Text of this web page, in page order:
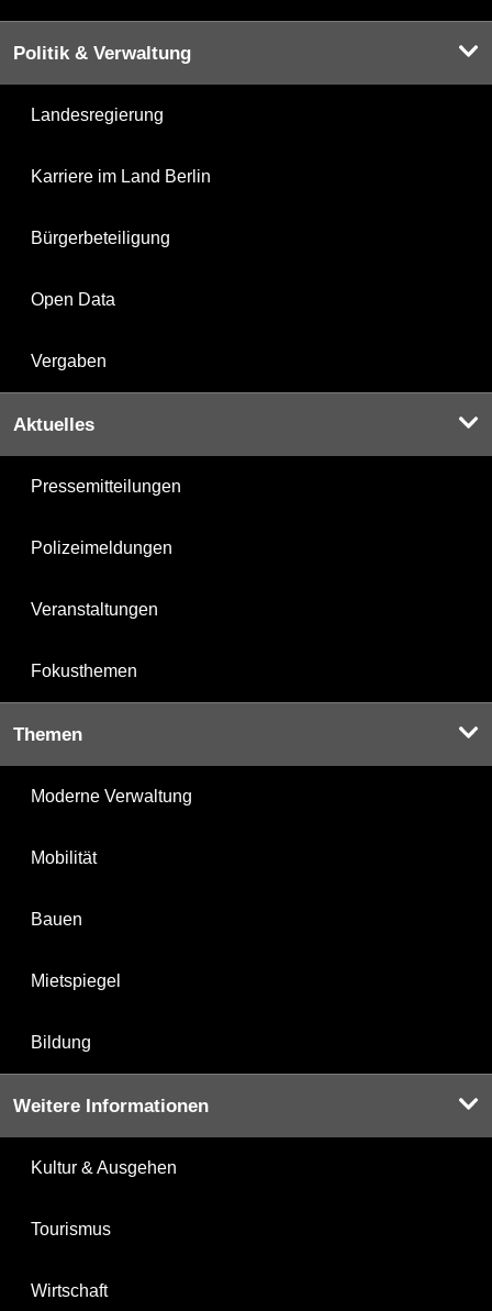
Politik & Verwaltung
Landesregierung
Karriere im Land Berlin
Bürgerbeteiligung
Open Data
Vergaben
Aktuelles
Pressemitteilungen
Polizeimeldungen
Veranstaltungen
Fokusthemen
Themen
Moderne Verwaltung
Mobilität
Bauen
Mietspiegel
Bildung
Weitere Informationen
Kultur & Ausgehen
Tourismus
Wirtschaft